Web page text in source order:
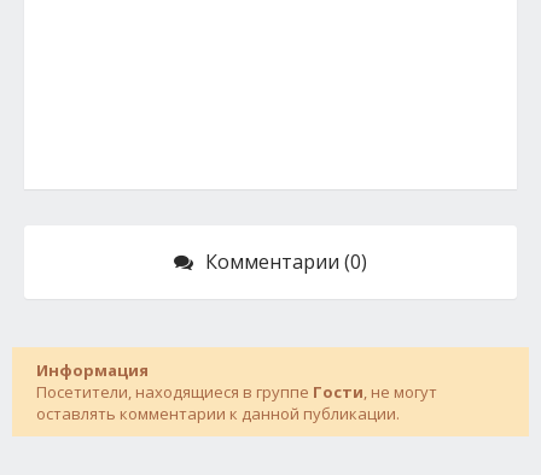
Комментарии (0)
Информация
Посетители, находящиеся в группе Гости, не могут
оставлять комментарии к данной публикации.